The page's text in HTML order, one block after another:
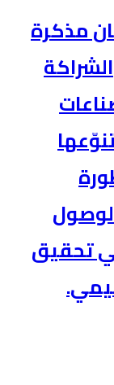
مذكرة
تحقيق